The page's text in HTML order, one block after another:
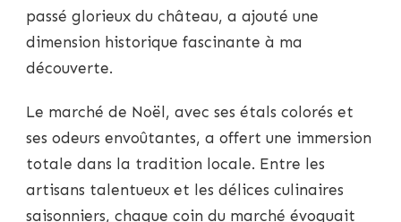
passé glorieux du château, a ajouté une
dimension historique fascinante à ma
découverte.
Le marché de Noël, avec ses étals colorés et
ses odeurs envoûtantes, a offert une immersion
totale dans la tradition locale. Entre les
artisans talentueux et les délices culinaires
saisonniers, chaque coin du marché évoquait